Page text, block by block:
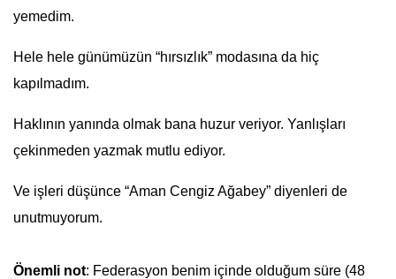
yemedim.
Hele hele günümüzün “hırsızlık” modasına da hiç
kapılmadım.
Haklının yanında olmak bana huzur veriyor. Yanlışları
çekinmeden yazmak mutlu ediyor.
Ve işleri düşünce “Aman Cengiz Ağabey” diyenleri de
unutmuyorum.
Önemli not: Federasyon benim içinde olduğum süre (48